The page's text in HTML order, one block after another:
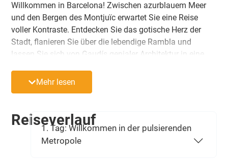
Willkommen in Barcelona! Zwischen azurblauem Meer
und den Bergen des Montjuïc erwartet Sie eine Reise
voller Kontraste. Entdecken Sie das gotische Herz der
Stadt, flanieren Sie über die lebendige Rambla und
lassen Sie sich von Gaudís genialer Architektur in eine
Família oder beim Ausflug zum Kloster Montserrat –
erleben Sie katalanische Lebensfreude pur!
Mehr lesen
Reiseverlauf
1. Tag: Willkommen in der pulsierenden
Metropole